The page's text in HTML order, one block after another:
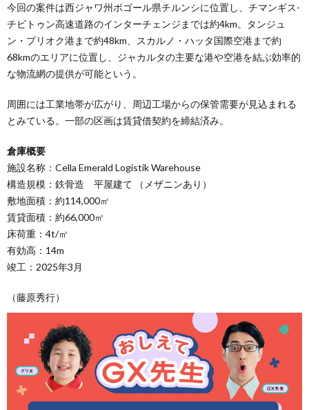
今回の案件は西ジャワ州ボゴール県チルンシに位置し、チマンギス-
チビトゥン高速道路のインターチェンジまでは約4km。タンジュ
ン・プリオク港まで約48km、スカルノ・ハッタ国際空港まで約
68kmのエリアに位置し、ジャカルタの主要な港や空港を結ぶ効率的
な物流網の提供が可能という。
周囲には工業地帯が広がり、周辺工場からの保管需要が見込まれる
とみている。一部の区画は賃貸借契約を締結済み。
倉庫概要
施設名称：Cella Emerald Logistik Warehouse
構造規模：鉄骨造 平屋建て （メザニンあり）
敷地面積：約114,000㎡
賃貸面積：約66,000㎡
床荷重：4t/㎡
有効高：14m
竣工：2025年3月
（藤原秀行）